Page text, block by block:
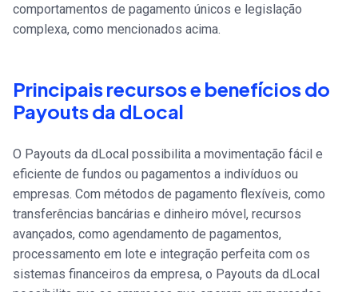
comportamentos de pagamento únicos e legislação
complexa, como mencionados acima.
Principais recursos e benefícios do
Payouts da dLocal
O Payouts da dLocal possibilita a movimentação fácil e
eficiente de fundos ou pagamentos a indivíduos ou
empresas. Com métodos de pagamento flexíveis, como
transferências bancárias e dinheiro móvel, recursos
avançados, como agendamento de pagamentos,
processamento em lote e integração perfeita com os
sistemas financeiros da empresa, o Payouts da dLocal